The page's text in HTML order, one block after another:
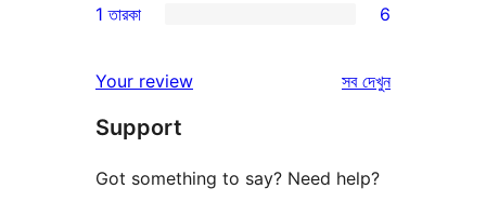
রিভিউ
স্টার
2-
রিভিউ
স্টার
রিভিউ
1 তারকা 6
Your review সবরিভিউ
দেখুন
Support
Got something to say? Need help?